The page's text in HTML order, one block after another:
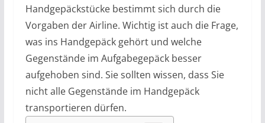
Handgepäckstücke bestimmt sich durch die
Vorgaben der Airline. Wichtig ist auch die Frage,
was ins Handgepäck gehört und welche
Gegenstände im Aufgabegepäck besser
aufgehoben sind. Sie sollten wissen, dass Sie
nicht alle Gegenstände im Handgepäck
transportieren dürfen.